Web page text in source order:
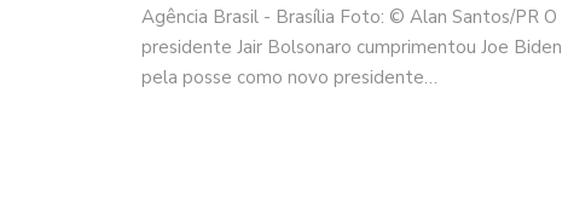
Agência Brasil - Brasília Foto: © Alan Santos/PR O
presidente Jair Bolsonaro cumprimentou Joe Biden
pela posse como novo presidente…